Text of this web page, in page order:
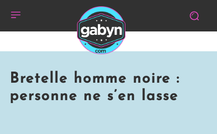
Bretelle homme noire :
personne ne s’en lasse